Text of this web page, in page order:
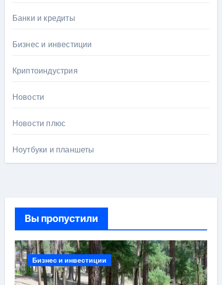
Банки и кредиты
Бизнес и инвестиции
Криптоиндустрия
Новости
Новости плюс
Ноутбуки и планшеты
Вы пропустили
Бизнес и инвестиции